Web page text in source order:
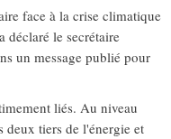
face à la crise climatique
déclaré le secrétaire
un message publié pour
liés. Au niveau
deux tiers de l'énergie et